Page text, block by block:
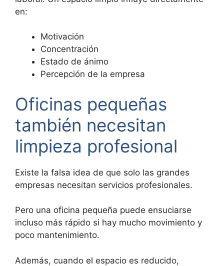
en:
Motivación
Concentración
Estado de ánimo
Percepción de la empresa
Oficinas pequeñas
también necesitan
limpieza profesional
Existe la falsa idea de que solo las grandes
empresas necesitan servicios profesionales.
Pero una oficina pequeña puede ensuciarse
incluso más rápido si hay mucho movimiento y
poco mantenimiento.
Además, cuando el espacio es reducido,